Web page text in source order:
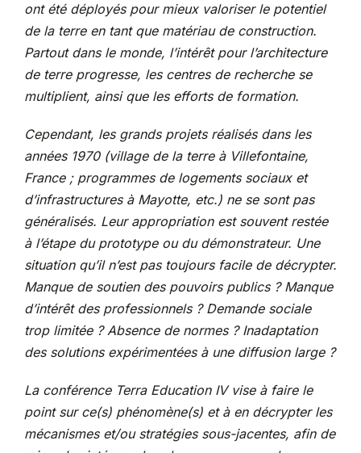
ont été déployés pour mieux valoriser le potentiel
de la terre en tant que matériau de construction.
Partout dans le monde, l’intérêt pour l’architecture
de terre progresse, les centres de recherche se
multiplient, ainsi que les efforts de formation.
Cependant, les grands projets réalisés dans les
années 1970 (village de la terre à Villefontaine,
France ; programmes de logements sociaux et
d’infrastructures à Mayotte, etc.) ne se sont pas
généralisés. Leur appropriation est souvent restée
à l’étape du prototype ou du démonstrateur. Une
situation qu’il n’est pas toujours facile de décrypter.
Manque de soutien des pouvoirs publics ? Manque
d’intérêt des professionnels ? Demande sociale
trop limitée ? Absence de normes ? Inadaptation
des solutions expérimentées à une diffusion large ?
La conférence Terra Education IV vise à faire le
point sur ce(s) phénomène(s) et à en décrypter les
mécanismes et/ou stratégies sous-jacentes, afin de